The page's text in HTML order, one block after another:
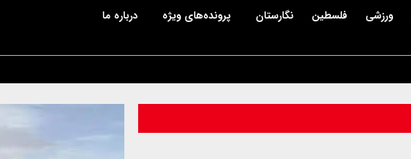
ورزشی فلسطین نگارستان پرونده‌های ویژه درباره ما